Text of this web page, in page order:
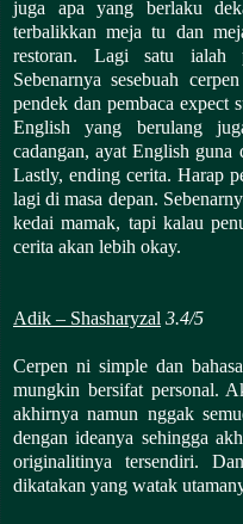
juga apa yang berlaku
terbalikkan meja tu dan
restoran. Lagi satu ialah
Sebenarnya sesebuah
pendek dan pembaca expect
English yang berulang
cadangan, ayat English
Lastly, ending cerita. Harap
lagi di masa depan.
kedai mamak, tapi kalau
cerita akan lebih okay.
Adik – Shasharyzal 3.4/5
Cerpen ni simple dan
mungkin bersifat personal.
akhirnya namun nggak
dengan ideanya sehingga
originalitinya tersendiri.
dikatakan yang watak